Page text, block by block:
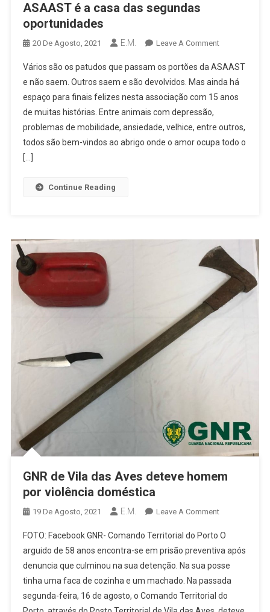
ASAAST é a casa das segundas
oportunidades
20 De Agosto, 2021 E.M. Leave A CommentOn
É
A
Casa
Segundas
Vários são os patudos que passam os portões da ASAAST
e não saem. Outros saem e são devolvidos. Mas ainda há
espaço para finais felizes nesta associação com 15 anos
de muitas histórias. Entre animais com depressão,
problemas de mobilidade, ansiedade, velhice, entre outros,
todos são bem-vindos ao abrigo onde o amor ocupa todo o
[…]
Continue Reading
GNR de Vila das Aves deteve homem
por violência doméstica
19 De Agosto, 2021 E.M. Leave A CommentOn
De
Vila
Das
Aves
Deteve
Homem
FOTO: Facebook GNR- Comando Territorial do Porto O
arguido de 58 anos encontra-se em prisão preventiva após
denuncia que culminou na sua detenção. Na sua posse
tinha uma faca de cozinha e um machado. Na passada
segunda-feira, 16 de agosto, o Comando Territorial do